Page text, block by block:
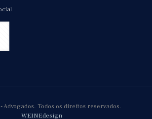
Advogados. Todos os direitos reservados.
WEINEdesign